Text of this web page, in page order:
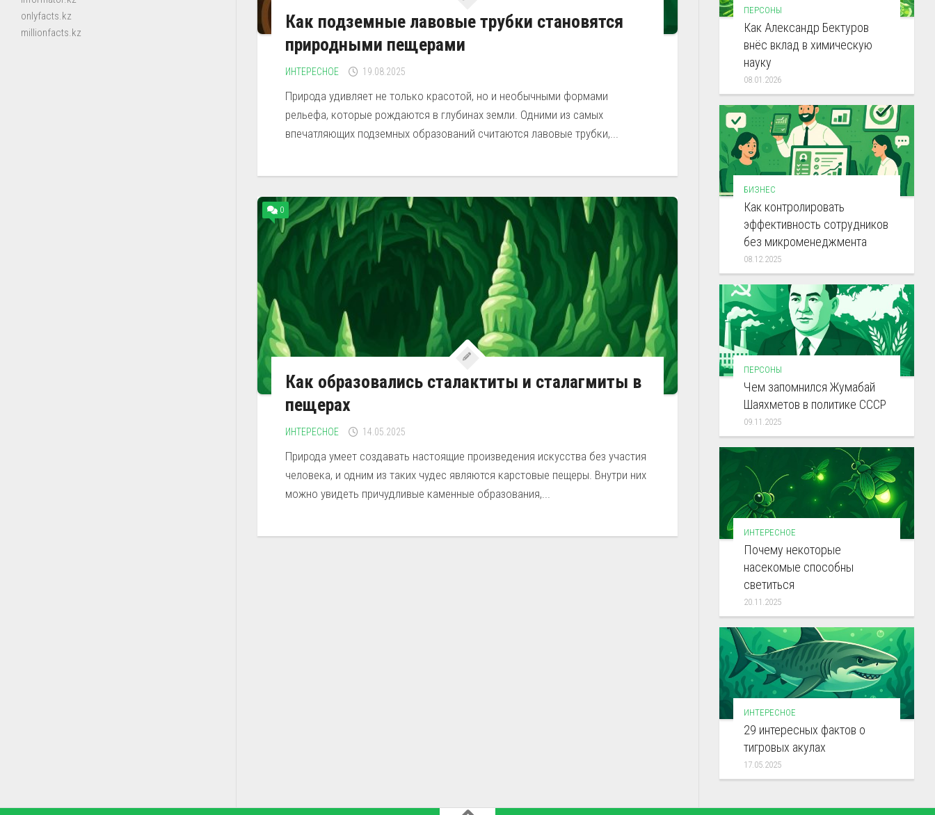
Как подземные лавовые трубки становятся
природными пещерами
ИНТЕРЕСНОЕ 19.08.2025
Природа удивляет не только красотой, но и необычными формами
рельефа, которые рождаются в глубинах земли. Одними из самых
впечатляющих подземных образований считаются лавовые трубки,...
0
Как образовались сталактиты и сталагмиты в
пещерах
ИНТЕРЕСНОЕ 14.05.2025
Природа умеет создавать настоящие произведения искусства без участия
человека, и одним из таких чудес являются карстовые пещеры. Внутри них
можно увидеть причудливые каменные образования,...
onlyfacts.kz
millionfacts.kz
ПЕРСОНЫ
Как Александр Бектуров
внёс вклад в химическую
науку
08.01.2026
БИЗНЕС
Как контролировать
эффективность сотрудников
без микроменеджмента
08.12.2025
ПЕРСОНЫ
Чем запомнился Жумабай
Шаяхметов в политике СССР
09.11.2025
ИНТЕРЕСНОЕ
Почему некоторые
насекомые способны
светиться
20.11.2025
ИНТЕРЕСНОЕ
29 интересных фактов о
тигровых акулах
17.05.2025